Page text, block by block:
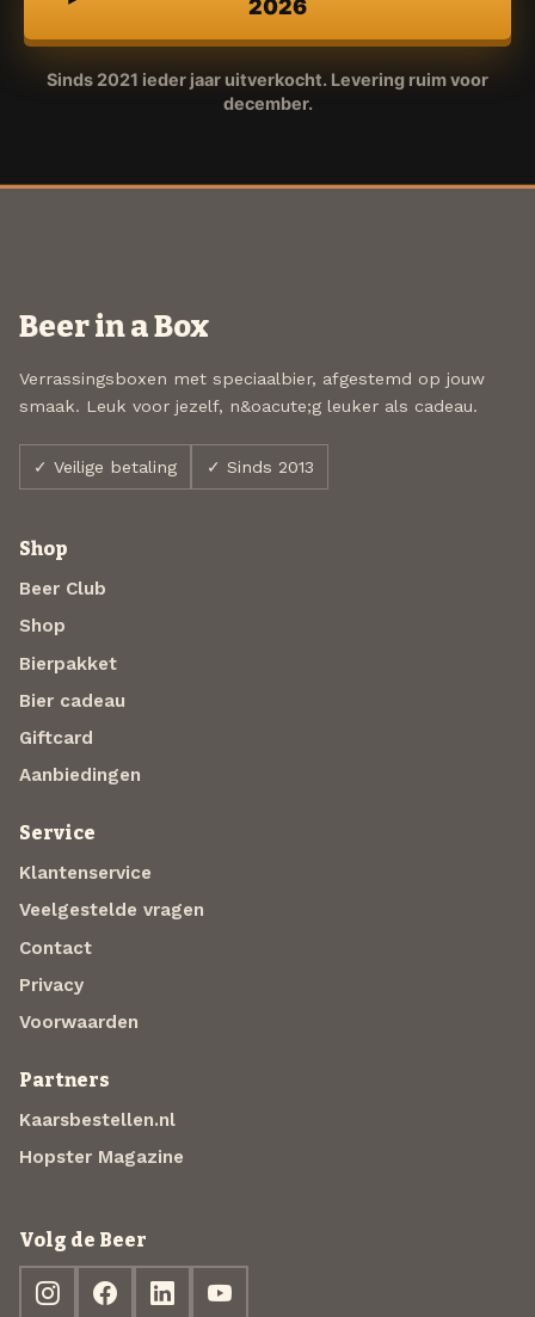
2026
Sinds 2021 ieder jaar uitverkocht. Levering ruim voor
december.
Beer in a Box
Verrassingsboxen met speciaalbier, afgestemd op jouw
smaak. Leuk voor jezelf, n&oacute;g leuker als cadeau.
✓ Veilige betaling ✓ Sinds 2013
Shop
Beer Club
Shop
Bierpakket
Bier cadeau
Giftcard
Aanbiedingen
Service
Klantenservice
Veelgestelde vragen
Contact
Privacy
Voorwaarden
Partners
Kaarsbestellen.nl
Hopster Magazine
Volg de Beer